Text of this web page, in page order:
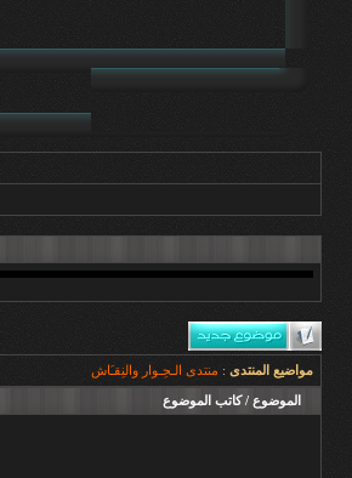
مواضيع المنتدى : منتدى الـحِـوار والنِقـَاش
الموضوع /كاتب الموضوع